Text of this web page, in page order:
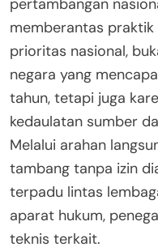
memberantas
prioritas nasional,
negara yang
tahun, tetapi juga
kedaulatan sumber
Melalui arahan
tambang tanpa izin
terpadu lintas
aparat hukum,
teknis terkait.